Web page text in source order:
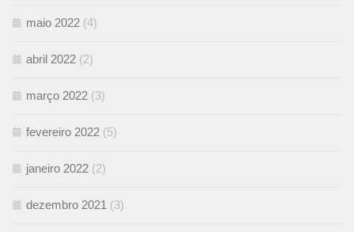
maio 2022 (4)
abril 2022 (2)
março 2022 (3)
fevereiro 2022 (5)
janeiro 2022 (2)
dezembro 2021 (3)